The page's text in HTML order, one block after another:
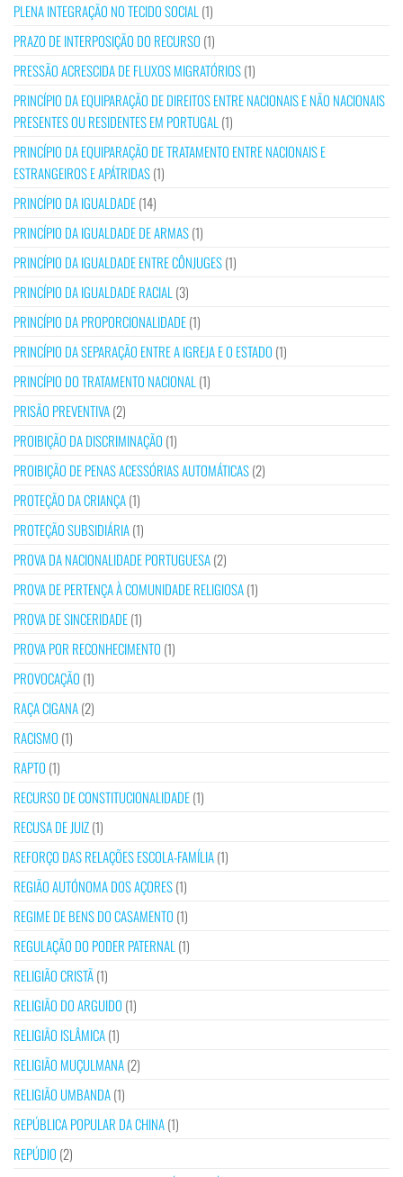
PLENA INTEGRAÇÃO NO TECIDO SOCIAL (1)
PRAZO DE INTERPOSIÇÃO DO RECURSO (1)
PRESSÃO ACRESCIDA DE FLUXOS MIGRATÓRIOS(1)
PRINCÍPIO DA EQUIPARAÇÃO DE DIREITOS ENTRE NACIONAIS E NÃO NACIONAIS
PRESENTES OU RESIDENTES EM PORTUGAL (1)
PRINCÍPIO DA EQUIPARAÇÃO DE TRATAMENTO ENTRE NACIONAIS E
ESTRANGEIROS E APÁTRIDAS(1)
PRINCÍPIO DA IGUALDADE(14)
PRINCÍPIO DA IGUALDADE DE ARMAS(1)
PRINCÍPIO DA IGUALDADE ENTRE CÔNJUGES(1)
PRINCÍPIO DA IGUALDADE RACIAL (3)
PRINCÍPIO DA PROPORCIONALIDADE(1)
PRINCÍPIO DA SEPARAÇÃO ENTRE A IGREJA E O ESTADO (1)
PRINCÍPIO DO TRATAMENTO NACIONAL (1)
PRISÃO PREVENTIVA(2)
PROIBIÇÃO DA DISCRIMINAÇÃO (1)
PROIBIÇÃO DE PENAS ACESSÓRIAS AUTOMÁTICAS(2)
PROTEÇÃO DA CRIANÇA(1)
PROTEÇÃO SUBSIDIÁRIA(1)
PROVA DA NACIONALIDADE PORTUGUESA(2)
PROVA DE PERTENÇA À COMUNIDADE RELIGIOSA(1)
PROVA DE SINCERIDADE(1)
PROVA POR RECONHECIMENTO (1)
PROVOCAÇÃO (1)
RAÇA CIGANA(2)
RACISMO (1)
RAPTO (1)
RECURSO DE CONSTITUCIONALIDADE(1)
RECUSA DE JUIZ(1)
REFORÇO DAS RELAÇÕES ESCOLA-FAMÍLIA(1)
REGIÃO AUTÓNOMA DOS AÇORES(1)
REGIME DE BENS DO CASAMENTO (1)
REGULAÇÃO DO PODER PATERNAL (1)
RELIGIÃO CRISTÃ(1)
RELIGIÃO DO ARGUIDO (1)
RELIGIÃO ISLÂMICA(1)
RELIGIÃO MUÇULMANA(2)
RELIGIÃO UMBANDA(1)
REPÚBLICA POPULAR DA CHINA(1)
REPÚDIO (2)